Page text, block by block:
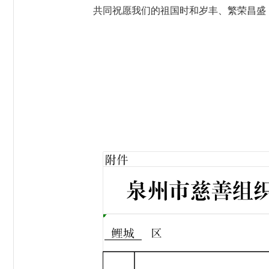
共同祝愿我们的祖国时和岁丰、繁荣昌盛